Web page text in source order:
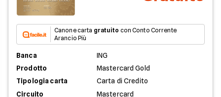
Canone carta gratuito con Conto Corrente
Arancio Più
Banca
ING
Prodotto
Mastercard Gold
Tipologia carta
Carta di Credito
Circuito
Mastercard